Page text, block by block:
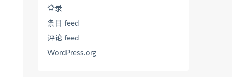
登录
条目 feed
评论 feed
WordPress.org